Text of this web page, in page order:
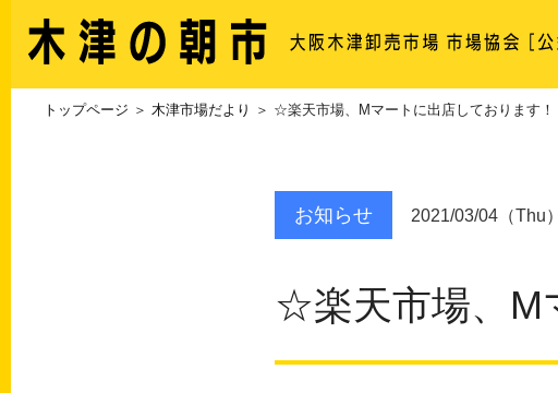
トップページ ＞ 木津市場だより ＞ ☆楽天市場、Mマートに出店しております！
お知らせ 2021/03/04（Thu）
☆楽天市場、M